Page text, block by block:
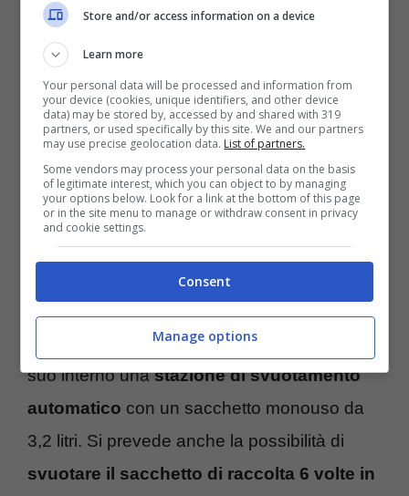
Il Deebot T10 Plus di Ecovas è in offerta – Fonte foto:
www.amazon.it – Turiweb.it
Il robot Deebot T10 Plus di Ecovacs
suo interno unastazione di svuotamento
automatico con un sacchetto monouso da
3,2 litri. Si prevede anche la possibilità di
svuotare il sacchetto di raccolta 6 volte in
Store and/or access information on a device
Learn more
Your personal data will be processed and information from
your device (cookies, unique identifiers, and other device
data) may be stored by, accessed by and shared with 319
partners, or used specifically by this site. We and our partners
may use precise geolocation data. List of partners.
Some vendors may process your personal data on the basis
of legitimate interest, which you can object to by managing
your options below. Look for a link at the bottom of this page
or in the site menu to manage or withdraw consent in privacy
and cookie settings.
Consent
Manage options